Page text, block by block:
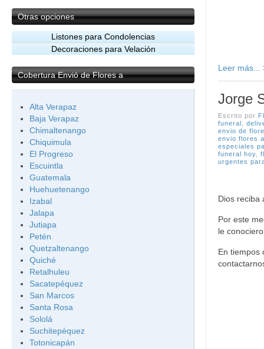
Leer más...
Jorge
Escrito por
funeral
envio de
envio flores
especiales
funeral hoy
urgentes
Dios reciba
Por este
le
En tiempos
Otrasopciones
Listones para Condolencias
Decoraciones para Velación
CoberturaEnvió de Flores a
Alta Verapaz
Baja Verapaz
Chimaltenango
Chiquimula
El Progreso
Escuintla
Guatemala
Huehuetenango
Izabal
Jalapa
Jutiapa
Petén
Quetzaltenango
Quiché
Retalhuleu
Sacatepéquez
San Marcos
Santa Rosa
Sololá
Suchitepéquez
Totonicapán